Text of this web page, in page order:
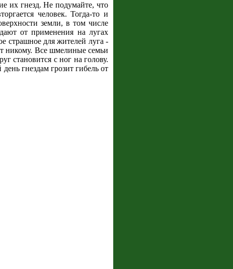
их гнезд. Не подумайте, что
человек. Тогда-то и
земли, в том числе
от применения на лугах
страшное для жителей луга -
никому. Все шмелиные семьи
становится с ног на голову.
гнездам грозит гибель от